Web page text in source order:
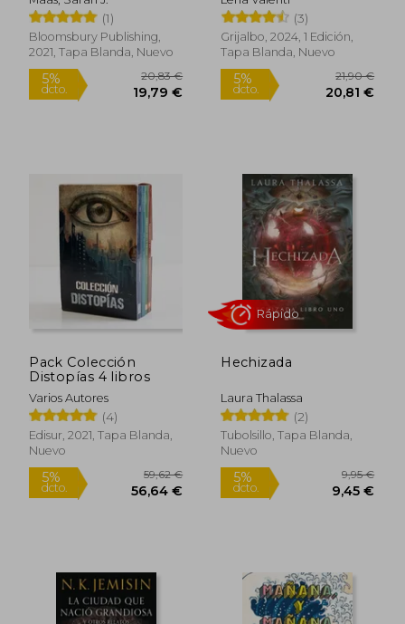
(1)
Bloomsbury Publishing,
2021, Tapa Blanda, Nuevo
5%
dcto. 19,79 €
(3)
Grijalbo, 2024, 1 Edición,
Tapa Blanda, Nuevo
5%
dcto.
Rápido
Pack Colección
Distopías 4 libros
Varios Autores
(4)
Edisur, 2021, Tapa Blanda,
Nuevo
Hechizada
Laura Thalassa
(2)
Tubolsillo, Tapa Blanda,
Nuevo